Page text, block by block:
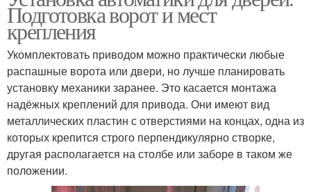
Подготовка ворот и мест
крепления
Укомплектовать приводом можно практически любые
распашные ворота или двери, но лучше планировать
установку механики заранее. Это касается монтажа
надёжных креплений для привода. Они имеют вид
металлических пластин с отверстиями на концах, одна из
которых крепится строго перпендикулярно створке,
другая располагается на столбе или заборе в таком же
положении.